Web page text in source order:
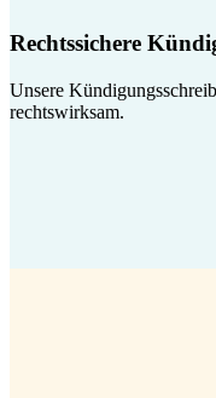
Rechtssichere
Unsere
rechtswirksam.